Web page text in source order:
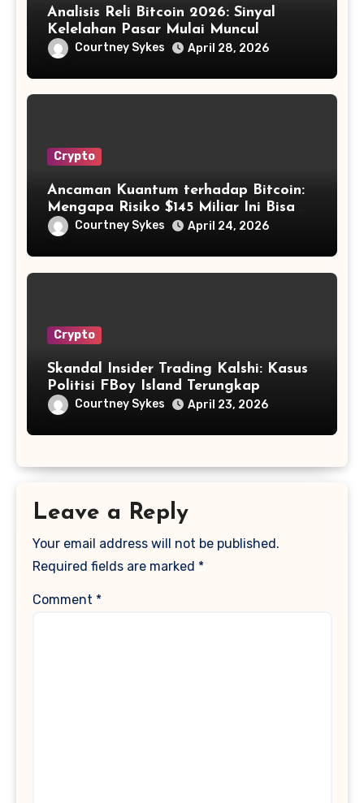
Analisis Reli Bitcoin 2026: Sinyal
Kelelahan Pasar Mulai Muncul
Courtney Sykes April 28, 2026
Crypto
Ancaman Kuantum terhadap Bitcoin:
Mengapa Risiko $145 Miliar Ini Bisa
Dikelola?
Courtney Sykes April 24, 2026
Crypto
Skandal Insider Trading Kalshi: Kasus
Politisi FBoy Island Terungkap
Courtney Sykes April 23, 2026
Leave a Reply
Your email address will not be published.
Required fields are marked *
Comment *